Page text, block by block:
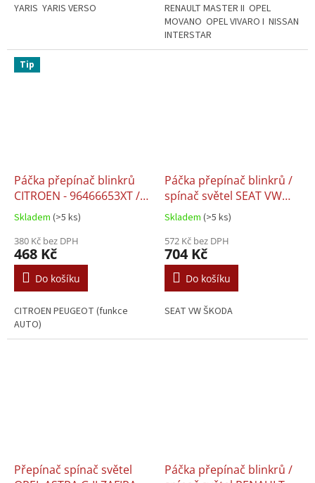
YARIS YARIS VERSO
RENAULT MASTER II OPEL
MOVANO OPEL VIVARO I NISSAN
INTERSTAR
Tip
Páčka přepínač blinkrů
CITROEN - 96466653XT /
96466653ZL / 96509721XT
/ 96530926XT
Skladem (>5 ks)
380 Kč bez DPH
468 Kč
Do košíku
CITROEN PEUGEOT (funkce
AUTO)
Páčka přepínač blinkrů /
spínač světel SEAT VW
ŠKODA - 1K0953513A
Skladem (>5 ks)
572 Kč bez DPH
704 Kč
Do košíku
SEAT VW ŠKODA
Přepínač spínač světel
Páčka přepínač blinkrů /